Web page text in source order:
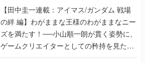
【田中圭一連載：アイマス/ガンダム 戦場
の絆 編】わがままな王様のわがままなニー
ズを満たす！──小山順一朗が貫く姿勢に、
ゲームクリエイターとしての矜持を見た
【若ゲのいたり最終回】